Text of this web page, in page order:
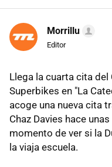
Morrillu
Editor
Llega la cuarta cita
Superbikes en "La
acoge una nueva cita
Chaz Davies hace
momento de ver si la
la viaja escuela.